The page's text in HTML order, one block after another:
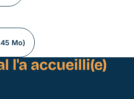
Mo)
l'a accueilli(e)